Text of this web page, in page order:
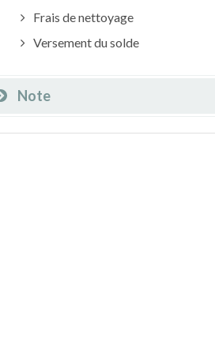
Frais de nettoyage
Versement du solde
Note